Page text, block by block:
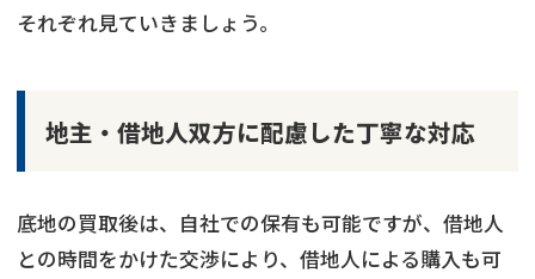
それぞれ見ていきましょう。
地主・借地人双方に配慮した丁寧な対応
底地の買取後は、自社での保有も可能ですが、借地人
との時間をかけた交渉により、借地人による購入も可